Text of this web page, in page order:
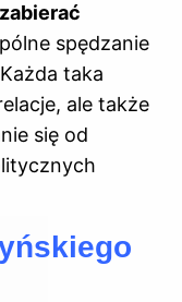
spędzanie
taka
ale także
się od